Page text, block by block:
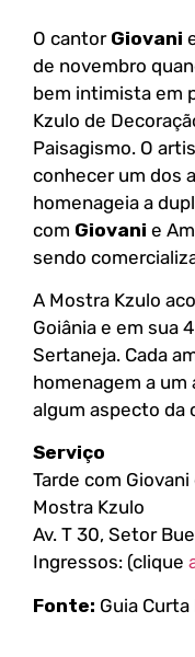
O cantorGiovani
de novembro
bem intimista em
Kzulo de
Paisagismo. O
conhecer um dos
homenageia a
com Giovani e
sendo
A Mostra Kzulo
Goiânia e em sua
Sertaneja. Cada
homenagem a
algum aspecto da
Serviço
Tarde com
Mostra Kzulo
Av. T 30, Setor
Ingressos: (clique
Fonte: Guia Curta